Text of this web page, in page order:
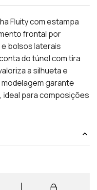
Fluity com estampa
frontal por
bolsos laterais
do túnel com tira
a silhueta e
garante
ideal para composições